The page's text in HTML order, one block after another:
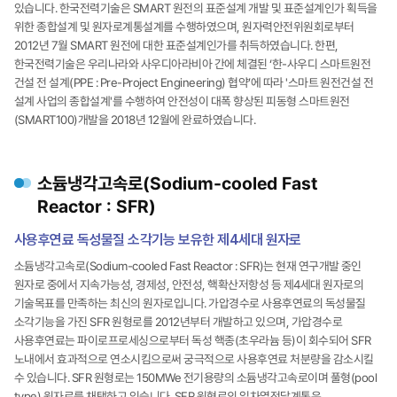
있습니다. 한국전력기술은 SMART 원전의 표준설계 개발 및 표준설계인가 획득을
위한 종합설계 및 원자로계통설계를 수행하였으며, 원자력안전위원회로부터
2012년 7월 SMART 원전에 대한 표준설계인가를 취득하였습니다. 한편,
한국전력기술은 우리나라와 사우디아라비아 간에 체결된 ‘한-사우디 스마트원전
건설 전 설계(PPE : Pre-Project Engineering) 협약’에 따라 '스마트 원전건설 전
설계 사업의 종합설계'를 수행하여 안전성이 대폭 향상된 피동형 스마트원전
(SMART100)개발을 2018년 12월에 완료하였습니다.
소듐냉각고속로(Sodium-cooled Fast
Reactor : SFR)
사용후연료 독성물질 소각기능 보유한 제4세대 원자로
소듐냉각고속로(Sodium-cooled Fast Reactor : SFR)는 현재 연구개발 중인
원자로 중에서 지속가능성, 경제성, 안전성, 핵확산저항성 등 제4세대 원자로의
기술목표를 만족하는 최신의 원자로입니다. 가압경수로 사용후연료의 독성물질
소각기능을 가진 SFR 원형로를 2012년부터 개발하고 있으며, 가압경수로
사용후연료는 파이로프로세싱으로부터 독성 핵종(초우라늄 등)이 회수되어 SFR
노내에서 효과적으로 연소시킴으로써 궁극적으로 사용후연료 처분량을 감소시킬
수 있습니다. SFR 원형로는 150MWe 전기용량의 소듐냉각고속로이며 풀형(pool